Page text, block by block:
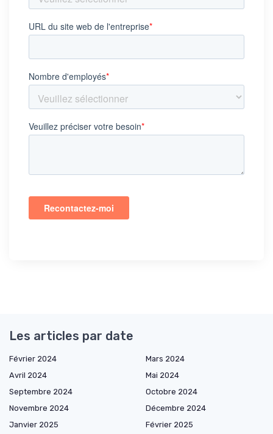
Les articles par date
Février 2024
Mars 2024
Avril 2024
Mai 2024
Septembre 2024
Octobre 2024
Novembre 2024
Décembre 2024
Janvier 2025
Février 2025